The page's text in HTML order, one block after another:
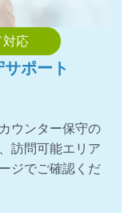
対応
ポート
ウンター保守の
訪問可能エリア
ジでご確認くだ